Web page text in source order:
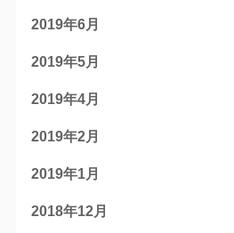
2019年6月
2019年5月
2019年4月
2019年2月
2019年1月
2018年12月